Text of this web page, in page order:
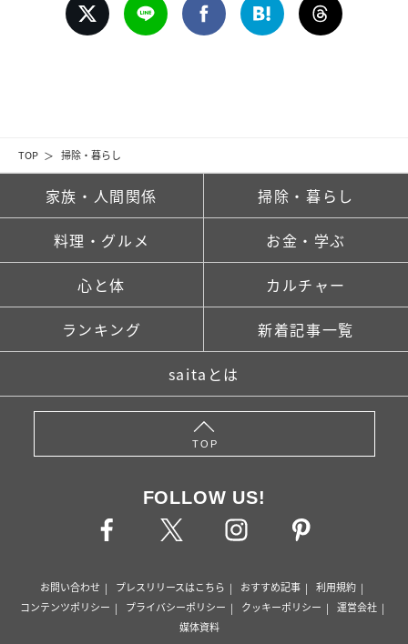
TOP 掃除・暮らし
家族・人間関係 掃除・暮らし
料理・グルメ お金・学ぶ
心と体 カルチャー
ランキング 新着記事一覧
saitaとは
TOP
FOLLOW US!
お問い合わせ プレスリリースはこちら おすすめ記事
利用規約
コンテンツポリシー
プライバシーポリシー クッキーポリシー
運営会社
媒体資料